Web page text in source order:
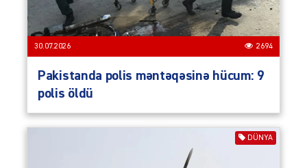
30.07.2026 2694
Pakistanda polis məntəqəsinə hücum: 9
polis öldü
DÜNYA